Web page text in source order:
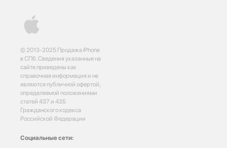
© 2013-2025 Продажа iPhone
в СПб. Сведения указанные на
сайте приведены как
справочная информация и не
являются публичной офертой,
определяемой положениями
статей 437 и 435
Гражданского кодекса
Российской Федерации
Социальные сети: